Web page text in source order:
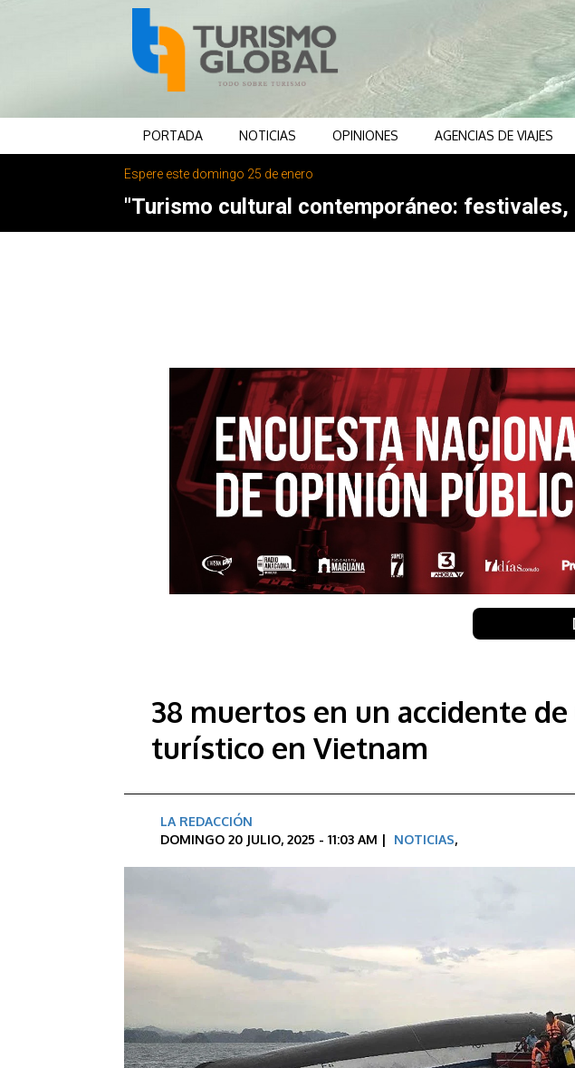
PORTADA NOTICIAS OPINIONES AGENCIAS DE VIAJES
Espere este domingo 25 de enero
"Turismo cultural contemporáneo:
38 muertos en un accidente
turístico en Vietnam
LA REDACCIÓN
DOMINGO 20 JULIO, 2025 - 11:03 AM | NOTICIAS,